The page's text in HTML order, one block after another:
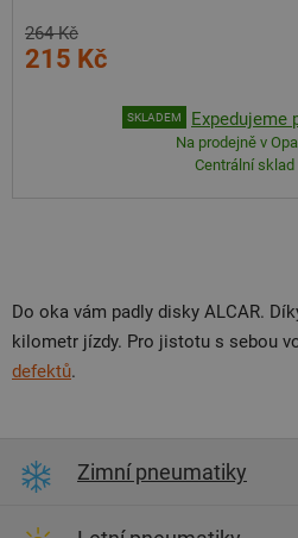
264 Kč
215 Kč
SKLADEM Expedujeme
Na prodejně v
Centrální sklad
Do oka vám padly disky ALCAR.
kilometr jízdy. Pro jistotu s sebou
defektů.
Zimní pneumatiky